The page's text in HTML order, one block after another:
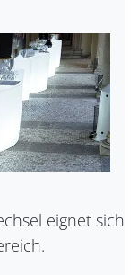
eignet sich